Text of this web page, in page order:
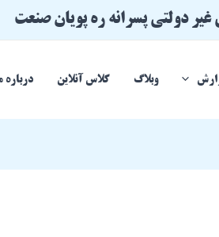
دولتی پسرانه ره پویان صنعت
وبلاگ کلاس آنلاین درباره